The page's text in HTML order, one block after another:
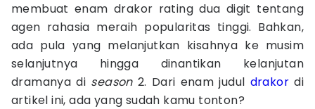
membuat enam drakor rating dua digit tentang
agen rahasia meraih popularitas tinggi. Bahkan,
ada pula yang melanjutkan kisahnya ke musim
selanjutnya hingga dinantikan kelanjutan
dramanya di season2. Dari enam judul drakordi
artikel ini, ada yang sudah kamu tonton?